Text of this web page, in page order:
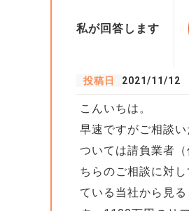
私が回答します
投稿日 2021/11/12
こんいちは。
早速ですがご相談
ついては請負業者
ちらのご相談に対
ている当社から見